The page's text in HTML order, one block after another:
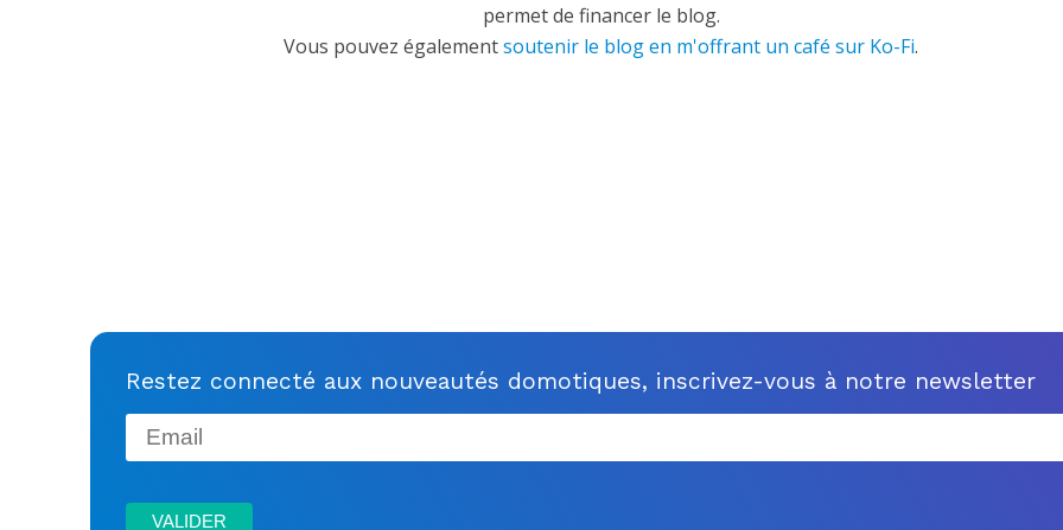
permet de financer le blog.
Vous pouvez égalementsoutenir le blog en m'offrant un café sur Ko-Fi.
Restez connecté aux nouveautés domotiques, inscrivez-vous à notre newsletter